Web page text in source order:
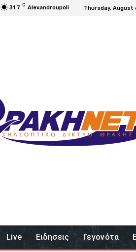
31.7 C Alexandroupoli Thursday, August
Live Eιδησεις Γεγονότα